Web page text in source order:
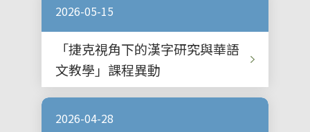
2026-05-15
「捷克視角下的漢字研究與華語
文教學」課程異動
2026-04-28